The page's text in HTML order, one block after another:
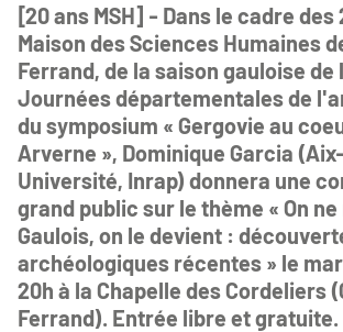
[20 ans MSH] - Dans le cadre des
Maison des Sciences Humaines
Ferrand, de la saison gauloise de
Journées départementales de
du symposium « Gergovie au
Arverne », Dominique Garcia
Université, Inrap) donnera une
grand public sur le thème « On
Gaulois, on le devient :
archéologiques récentes » le
20h à la Chapelle des Cordeliers
Ferrand). Entrée libre et gratuite.